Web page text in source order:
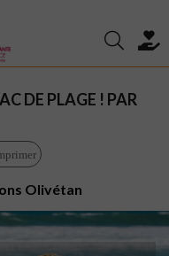
DE PLAGE ! PAR
Olivétan